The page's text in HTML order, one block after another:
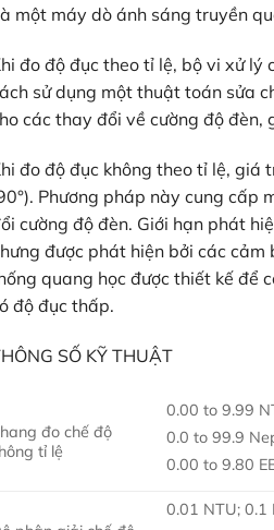
một máy dò ánh sáng truyền
đo độ đục theo tỉ lệ, bộ vi xử
sử dụng một thuật toán sửa
các thay đổi về cường độ đèn,
đo độ đục không theo tỉ lệ,
Phương pháp này cung cấp
cường độ đèn. Giới hạn phát
được phát hiện bởi các
quang học được thiết kế để
độ đục thấp.
SỐ KỸ THUẬT
đo chế độ
tỉ lệ
0.00 to 9.99
0.0 to 99.9
0.00 to 9.80
0.01 NTU; 0.1